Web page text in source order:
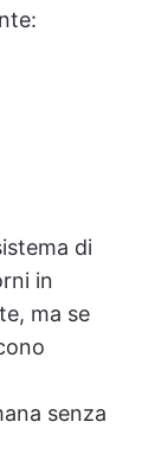
di
in
ma se
senza